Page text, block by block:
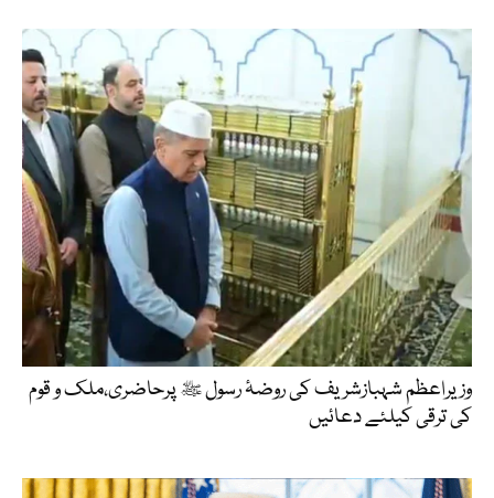
وزیراعظم شہبازشریف کی روضۂ رسول ﷺ پرحاضری،ملک و قوم
کی ترقی کیلئے دعائیں